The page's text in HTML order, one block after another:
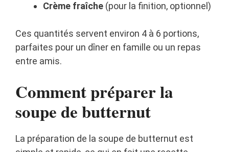
Crème fraîche (pour la finition, optionnel)
Ces quantités servent environ 4 à 6 portions,
parfaites pour un dîner en famille ou un repas
entre amis.
Comment préparer la
soupe de butternut
La préparation de la soupe de butternut est